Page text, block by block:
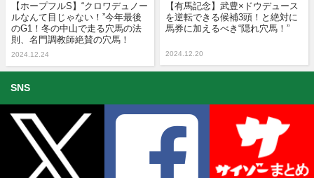
【ホープフルS】“クロワデュノー
ルなんて目じゃない！”今年最後
のG1！冬の中山で走る穴馬の法
則、名門調教師絶賛の穴馬！
2024.12.24
【有馬記念】武豊×ドウデュース
を逆転できる候補3頭！と絶対に
馬券に加えるべき“隠れ穴馬！”
2024.12.20
SNS